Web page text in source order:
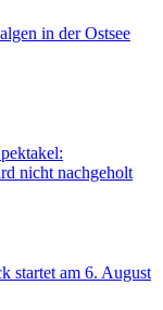
in der Ostsee
nicht nachgeholt
startet am 6. August